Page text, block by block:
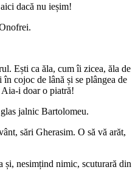
dacă nu ieșim!
Ești ca ăla, cum îi zicea, ăla de
cojoc de lână și se plângea de
i doar o piatră!
jalnic Bartolomeu.
sări Gherasim. O să vă arăt,
și, nesimțind nimic, scuturară din